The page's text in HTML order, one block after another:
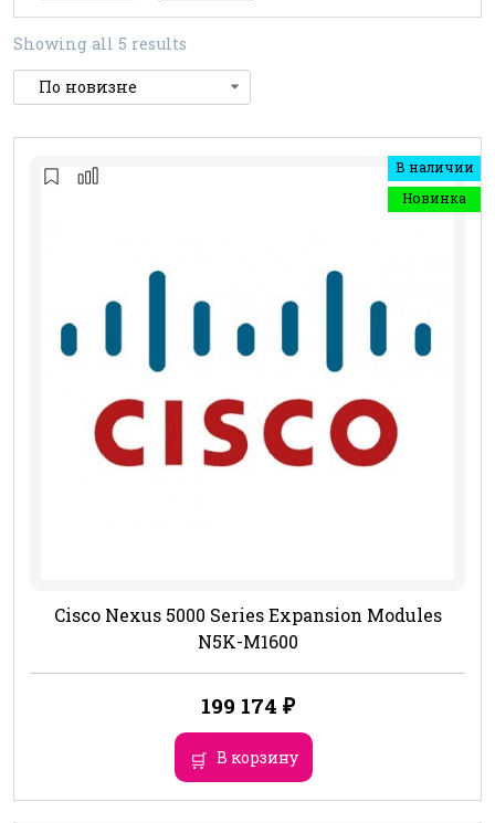
Showing all 5 results
В наличии
Новинка
Cisco Nexus 5000 Series Expansion Modules
N5K-M1600
199 174 ₽
В корзину